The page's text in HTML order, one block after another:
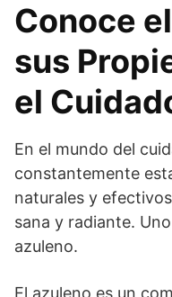
Conoce
sus
el
En el mundo del
constantemente
naturales y
sana y radiante.
azuleno.
El azuleno es un